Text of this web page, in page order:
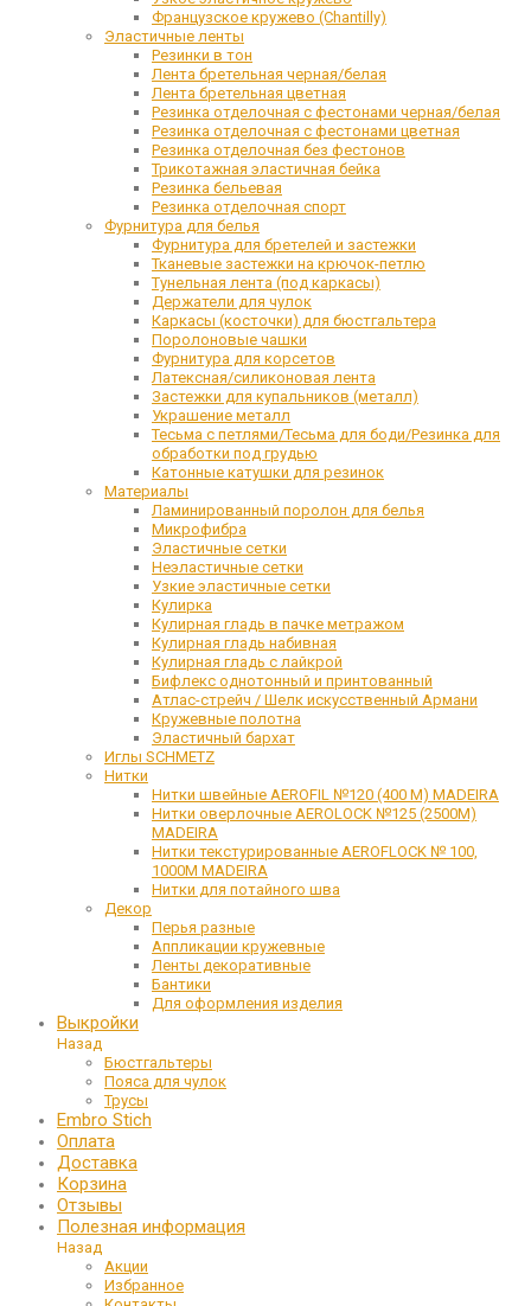
Французское кружево (Chantilly)
Эластичные ленты
Резинки в тон
Лента бретельная черная/белая
Лента бретельная цветная
Резинка отделочная с фестонами черная/белая
Резинка отделочная с фестонами цветная
Резинка отделочная без фестонов
Трикотажная эластичная бейка
Резинка бельевая
Резинка отделочная спорт
Фурнитура для белья
Фурнитура для бретелей и застежки
Тканевые застежки на крючок-петлю
Тунельная лента (под каркасы)
Держатели для чулок
Каркасы (косточки) для бюстгальтера
Поролоновые чашки
Фурнитура для корсетов
Латексная/силиконовая лента
Застежки для купальников (металл)
Украшение металл
Тесьма с петлями/Тесьма для боди/Резинка для
обработки под грудью
Катонные катушки для резинок
Материалы
Ламинированный поролон для белья
Микрофибра
Эластичные сетки
Неэластичные сетки
Узкие эластичные сетки
Кулирка
Кулирная гладь в пачке метражом
Кулирная гладь набивная
Кулирная гладь с лайкрой
Бифлекс однотонный и принтованный
Атлас-стрейч / Шелк искусственный Армани
Кружевные полотна
Эластичный бархат
Иглы SCHMETZ
Нитки
Нитки швейные AEROFIL №120 (400 М) MADEIRA
Нитки оверлочные AEROLOCK №125 (2500М)
MADEIRA
Нитки текстурированные AEROFLOCK № 100,
1000М MADEIRA
Нитки для потайного шва
Декор
Перья разные
Аппликации кружевные
Ленты декоративные
Бантики
Для оформления изделия
Выкройки
Назад
Бюстгальтеры
Пояса для чулок
Трусы
Embro Stich
Оплата
Доставка
Корзина
Отзывы
Полезная информация
Назад
Акции
Избранное